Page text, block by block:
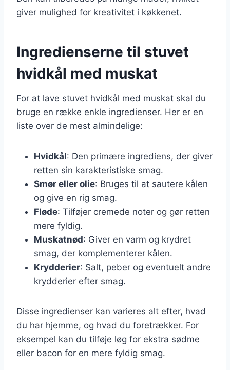
giver mulighed for kreativitet i køkkenet.
Ingredienserne til stuvet
hvidkål med muskat
For at lave stuvet hvidkål med muskat skal du
bruge en række enkle ingredienser. Her er en
liste over de mest almindelige:
Hvidkål: Den primære ingrediens, der giver
retten sin karakteristiske smag.
Smør eller olie: Bruges til at sautere kålen
og give en rig smag.
Fløde: Tilføjer cremede noter og gør retten
mere fyldig.
Muskatnød: Giver en varm og krydret
smag, der komplementerer kålen.
Krydderier: Salt, peber og eventuelt andre
krydderier efter smag.
Disse ingredienser kan varieres alt efter, hvad
du har hjemme, og hvad du foretrækker. For
eksempel kan du tilføje løg for ekstra sødme
eller bacon for en mere fyldig smag.